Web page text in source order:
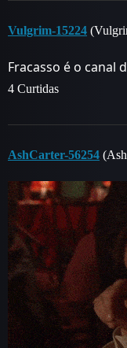
Vulgrim-15224
Fracasso é o canal
4 Curtidas
AshCarter-56254